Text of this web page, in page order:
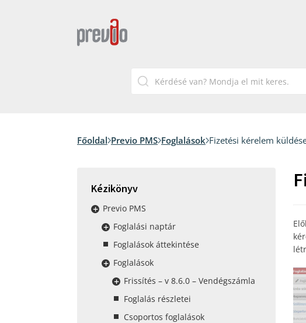
Főoldal Previo PMS Foglalások Fizetési kérelem
Kézikönyv
Previo PMS
Foglalási naptár
Foglalások áttekintése
Foglalások
Frissítés – v 8.6.0 – Vendégszámla
Foglalás részletei
Csoportos foglalások